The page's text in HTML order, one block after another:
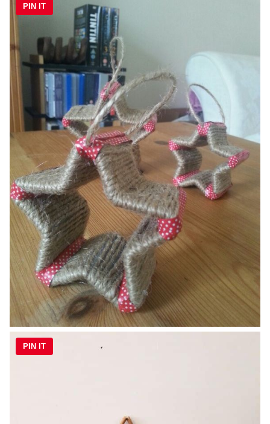
PIN IT
PIN IT